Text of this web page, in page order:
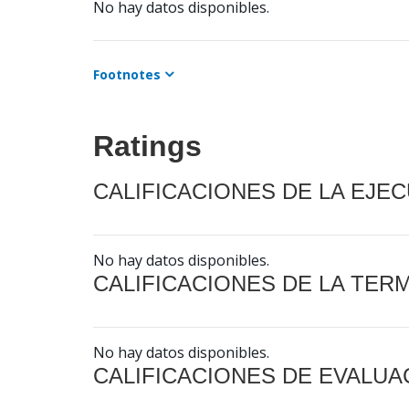
No hay datos disponibles.
Footnotes
Ratings
CALIFICACIONES DE LA
No hay datos disponibles.
CALIFICACIONES DE LA
No hay datos disponibles.
CALIFICACIONES DE